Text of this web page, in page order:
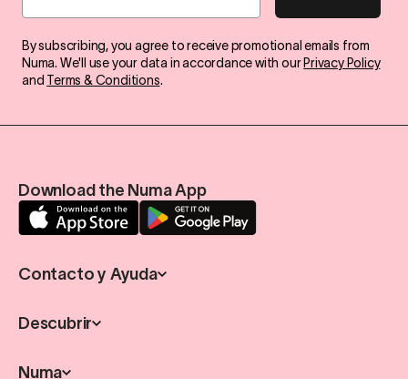
By subscribing, you agree to receive promotional emails from
Numa. We'll use your data in accordance with our Privacy Policy
and Terms & Conditions.
Download the Numa App
Contacto y Ayuda
Descubrir
Numa